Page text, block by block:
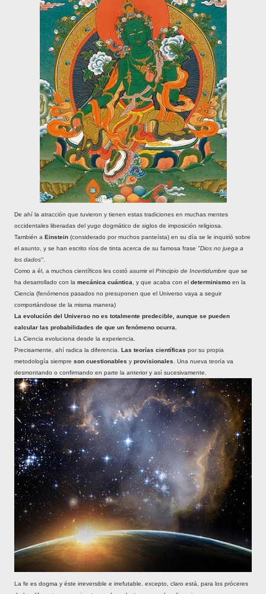
De ahí la atracción que tuvieron y tienen estas tradiciones en muchas mentes
occidentales liberadas del yugo dogmático de siglos de imposición religiosa.
También a Einstein (considerado por muchos panteísta) en su día se le inquirió sobre
el asunto, y se han escrito ríos de tinta acerca de su famosa frase "Dios no juega a
los dados"
Como a él, a muchos científicos les costó asumir el Principio de Incertidumbre que se
ha desarrollado con la mecánica cuántica , y que acaba con el determinismo en la
Ciencia (fenómenos pasados no presuponen que el Universo vaya a seguir
comportándose de la misma manera)
La evolución del Universo no es totalmente predecible, aunque se pueden
calcular las probabilidades de que un fenómeno ocurra.
La Ciencia evoluciona desde la experiencia.
Precisamente, ahí radica la diferencia. Las teorías científicas por su propia
metodología siempre son cuestionables y provisionales . Una nueva teoría va
desmontando o confirmando en parte la anterior y así sucesivamente.
La fe es dogma y éste irreversible e irrefutable, excepto, claro está, para los próceres